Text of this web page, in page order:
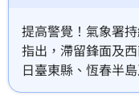
提高警覺！氣象署
指出，滯留鋒面及
日臺東縣、恆春半
大雨或豪雨，西半